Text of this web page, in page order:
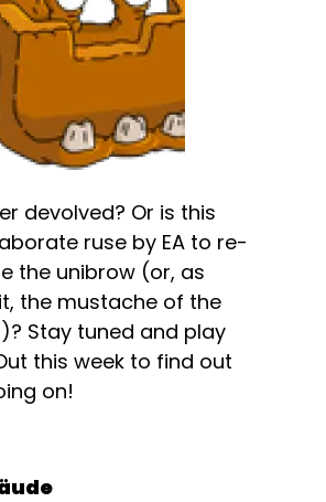
devolved? Or is this
ruse by EA to re-
the unibrow (or, as
the mustache of the
Stay tuned and play
this week to find out
on!